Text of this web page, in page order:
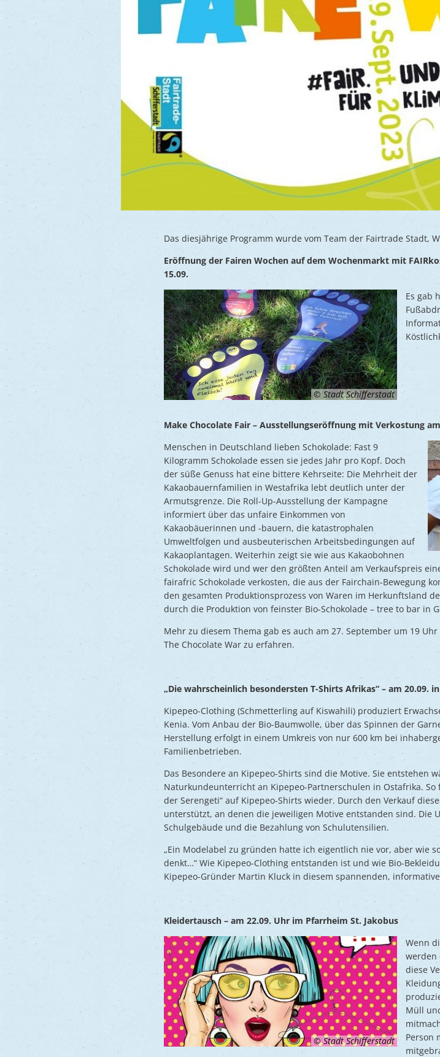
Das diesjährige Programm wurde vom Team der Fairtrade Stadt,
Eröffnung der Fairen Wochen auf dem Wochenmarkt mit
15.09.
© Stadt Schifferstadt
Es gab
Make Chocolate Fair – Ausstellungseröffnung mit Verkostung
Menschen in Deutschland lieben Schokolade: Fast 9
Kilogramm Schokolade essen sie jedes Jahr pro Kopf. Doch
der süße Genuss hat eine bittere Kehrseite: Die Mehrheit der
Kakaobauernfamilien in Westafrika lebt deutlich unter der
Armutsgrenze. Die Roll-Up-Ausstellung der Kampagne
informiert über das unfaire Einkommen von
Kakaobäuerinnen und -bauern, die katastrophalen
Umweltfolgen und ausbeuterischen Arbeitsbedingungen auf
Kakaoplantagen. Weiterhin zeigt sie wie aus Kakaobohnen
Schokolade wird und wer den größten Anteil am Verkaufspreis
fairafric Schokolade verkosten, die aus der Fairchain-Bewegung
den gesamten Produktionsprozess von Waren im Herkunftsland
durch die Produktion von feinster Bio-Schokolade – tree to bar in
Mehr zu diesem Thema gab es auch am 27. September um 19
The Chocolate War zu erfahren.
„Die wahrscheinlich besondersten T-Shirts Afrikas“ – am 20.09.
Kipepeo-Clothing (Schmetterling auf Kiswahili) produziert
Kenia. Vom Anbau der Bio-Baumwolle, über das Spinnen der
Herstellung erfolgt in einem Umkreis von nur 600 km bei
Familienbetrieben.
Das Besondere an Kipepeo-Shirts sind die Motive. Sie entstehen
Naturkundeunterricht an Kipepeo-Partnerschulen in Ostafrika.
der Serengeti“ auf Kipepeo-Shirts wieder. Durch den Verkauf
unterstützt, an denen die jeweiligen Motive entstanden sind. Die
Schulgebäude und die Bezahlung von Schulutensilien.
„Ein Modelabel zu gründen hatte ich eigentlich nie vor, aber wie
denkt…“ Wie Kipepeo-Clothing entstanden ist und wie Bio-
Kipepeo-Gründer Martin Kluck in diesem spannenden,
Kleidertausch – am 22.09. Uhr im Pfarrheim St. Jakobus
© Stadt Schifferstadt
Wenn
werden
diese
Müll
Person